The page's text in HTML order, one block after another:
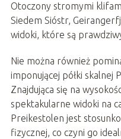
Otoczony stromymi
Siedem Sióstr,
widoki, które są
Nie można również
imponującej półki skalnej
Znajdująca się na
spektakularne widoki na
Preikestolen jest
fizycznej, co czyni go